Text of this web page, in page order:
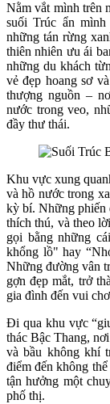
Nằm vắt mình trên
suối Trúc ẩn
những tán rừng
thiên nhiên ưu ái
những du khách
vẻ đẹp hoang sơ
thượng nguồn –
nước trong veo,
đầy thư thái.
Khu vực xung
và hồ nước trong
kỳ bí. Những phiến
thích thú, và theo
gọi bằng những
khổng lồ" hay
Những đường vân
gợn đẹp mắt, trở
gia đình đến vui
Đi qua khu vực
thác Bậc Thang,
và bầu không khí
điểm đến không
tận hưởng một
phố thị.